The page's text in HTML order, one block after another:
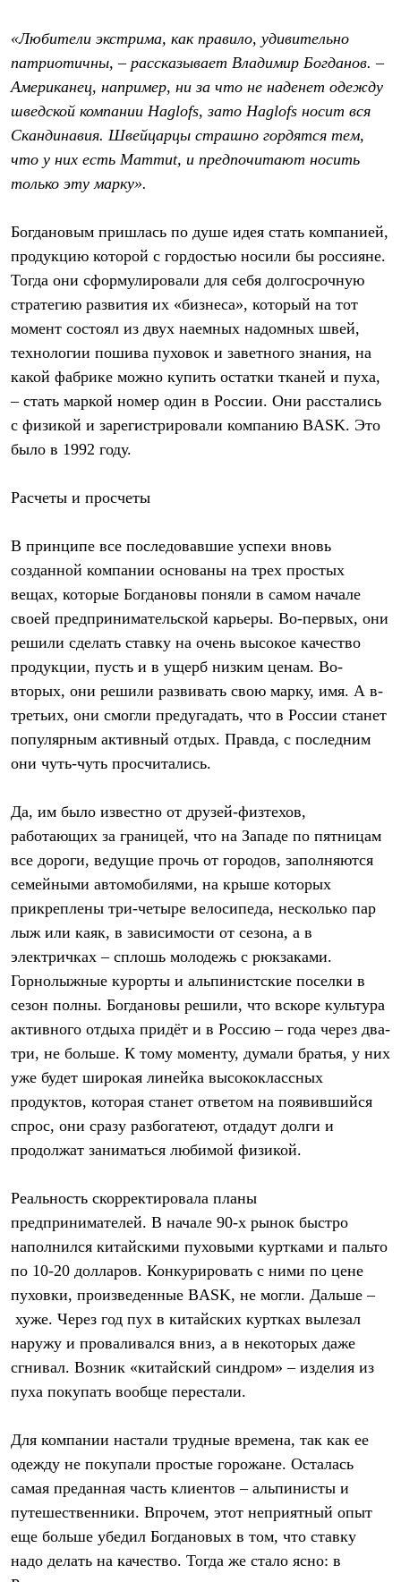
«Любители экстрима, как правило, удивительно
патриотичны, – рассказывает Владимир Богданов. –
Американец, например, ни за что не наденет одежду
шведской компании Haglofs, зато Haglofs носит вся
Скандинавия. Швейцарцы страшно гордятся тем,
что у них есть Mammut, и предпочитают носить
только эту марку».
Богдановым пришлась по душе идея стать компанией,
продукцию которой с гордостью носили бы россияне.
Тогда они сформулировали для себя долгосрочную
стратегию развития их «бизнеса», который на тот
момент состоял из двух наемных надомных швей,
технологии пошива пуховок и заветного знания, на
какой фабрике можно купить остатки тканей и пуха,
– стать маркой номер один в России. Они расстались
с физикой и зарегистрировали компанию BASK. Это
было в 1992 году.
Расчеты и просчеты
В принципе все последовавшие успехи вновь
созданной компании основаны на трех простых
вещах, которые Богдановы поняли в самом начале
своей предпринимательской карьеры. Во-первых, они
решили сделать ставку на очень высокое качество
продукции, пусть и в ущерб низким ценам. Во-
вторых, они решили развивать свою марку, имя. А в-
третьих, они смогли предугадать, что в России станет
популярным активный отдых. Правда, с последним
они чуть-чуть просчитались.
Да, им было известно от друзей-физтехов,
работающих за границей, что на Западе по пятницам
все дороги, ведущие прочь от городов, заполняются
семейными автомобилями, на крыше которых
прикреплены три-четыре велосипеда, несколько пар
лыж или каяк, в зависимости от сезона, а в
электричках – сплошь молодежь с рюкзаками.
Горнолыжные курорты и альпинистские поселки в
сезон полны. Богдановы решили, что вскоре культура
активного отдыха придёт и в Россию – года через два-
три, не больше. К тому моменту, думали братья, у них
уже будет широкая линейка высококлассных
продуктов, которая станет ответом на появившийся
спрос, они сразу разбогатеют, отдадут долги и
продолжат заниматься любимой физикой.
Реальность скорректировала планы
предпринимателей. В начале 90-х рынок быстро
наполнился китайскими пуховыми куртками и пальто
по 10-20 долларов. Конкурировать с ними по цене
пуховки, произведенные BASK, не могли. Дальше –
хуже. Через год пух в китайских куртках вылезал
наружу и проваливался вниз, а в некоторых даже
сгнивал. Возник «китайский синдром» – изделия из
пуха покупать вообще перестали.
Для компании настали трудные времена, так как ее
одежду не покупали простые горожане. Осталась
самая преданная часть клиентов – альпинисты и
путешественники. Впрочем, этот неприятный опыт
еще больше убедил Богдановых в том, что ставку
надо делать на качество. Тогда же стало ясно: в